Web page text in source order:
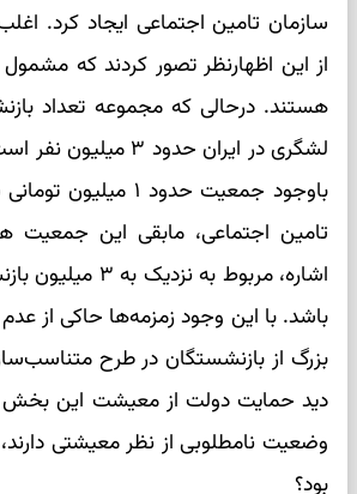
سازمان تامین اجتماعی ایجاد کرد.
از این اظهارنظر تصور کردند که
هستند. درحالی که مجموعه تعداد
لشگری در ایران حدود ۳
باوجود جمعیت حدود ۱
تامین اجتماعی، مابقی این جمعیت
اشاره، مربوط به
باشد. با این وجود زمزمه‌ها حاکی از
بزرگ از بازنشستگان در طرح
دید حمایت دولت از معیشت این بخش
وضعیت نامطلوبی از نظر معیشتی
بود؟